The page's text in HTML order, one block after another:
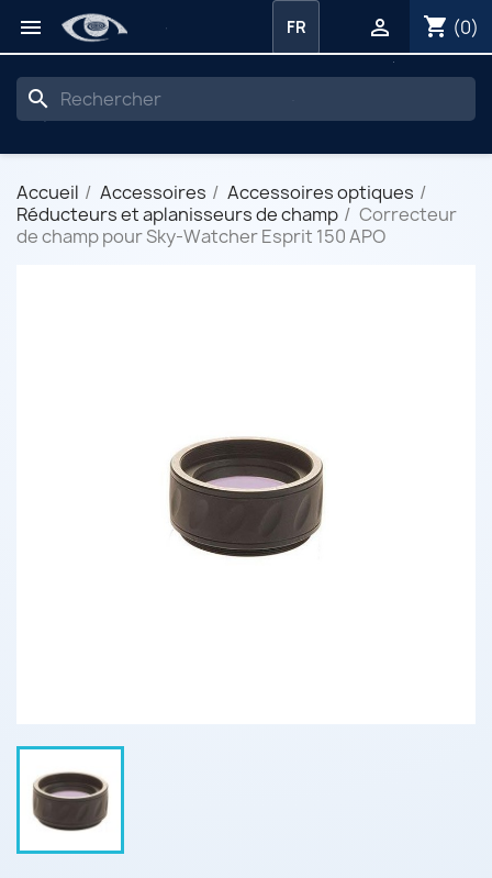
 shopping_cart (0)

FR
search
Accueil Accessoires
Accessoires optiques
Réducteurs et aplanisseurs de champ
Correcteur
de champ pour Sky-Watcher Esprit 150 APO